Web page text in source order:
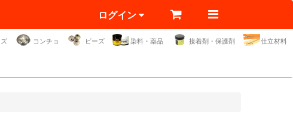
ログイン
コンチョ ビーズ 染料・薬品 接着剤・保護剤 仕立材料